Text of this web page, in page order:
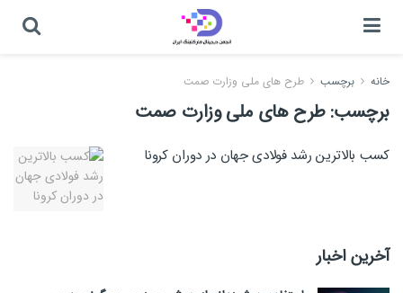
خانه برچسب طرح های ملی وزارت صمت
برچسب:طرح های ملی وزارت صمت
کسب بالاترین رشد فولادی جهان در دوران کرونا
آخرین اخبار